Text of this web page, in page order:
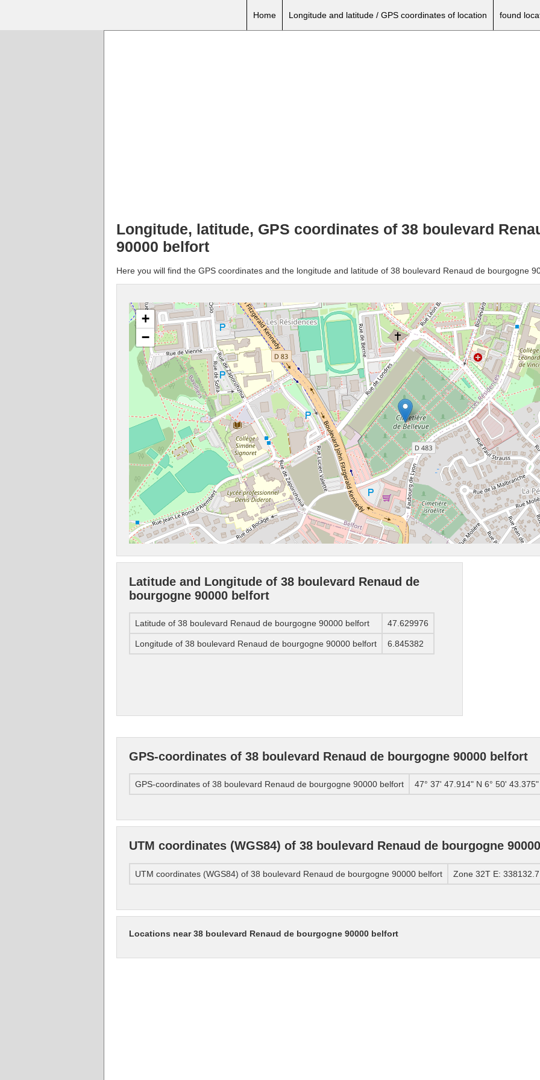
Home Longitude and latitude / GPS coordinates of location found
Longitude, latitude, GPS coordinates of 38 boulevard
90000 belfort
Here you will find the GPS coordinates and the longitude and latitude of 38 boulevard Renaud de bourgogne
+
−
Latitude and Longitude of 38 boulevard Renaud de
bourgogne 90000 belfort
Latitude of 38 boulevard Renaud de bourgogne 90000 belfort 47.629976
Longitude of 38 boulevard Renaud de bourgogne 90000 belfort 6.845382
GPS-coordinates of 38 boulevard Renaud de bourgogne 90000 belfort
GPS-coordinates of 38 boulevard Renaud de bourgogne 90000 belfort 47° 37' 47.914" N 6° 50'
UTM coordinates (WGS84) of 38 boulevard Renaud de bourgogne
UTM coordinates (WGS84) of 38 boulevard Renaud de bourgogne 90000 belfort Zone 32T E:
Locations near 38 boulevard Renaud de bourgogne 90000 belfort